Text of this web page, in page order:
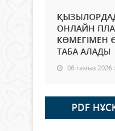
ОНЛАЙН
КӨМЕГІМЕН
ТАБА АЛАДЫ
06 тамыз 2026
Open Air:
полиция
мыңнан
PDF